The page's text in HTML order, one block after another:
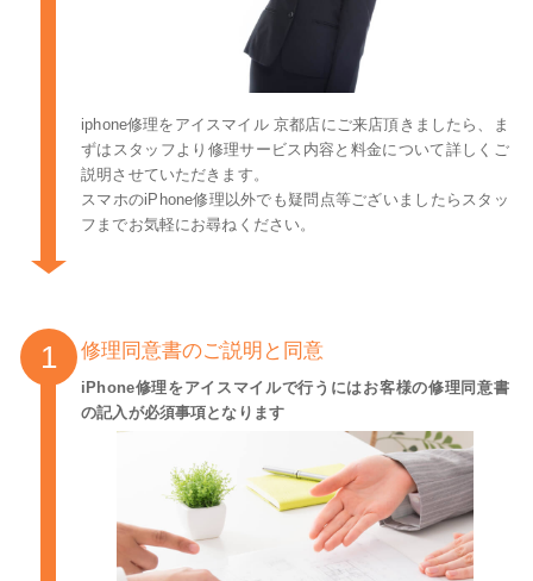
iphone修理をアイスマイル 京都店にご来店頂きましたら、ま
ずはスタッフより修理サービス内容と料金について詳しくご
説明させていただきます。
スマホのiPhone修理以外でも疑問点等ございましたらスタッ
フまでお気軽にお尋ねください。
修理同意書のご説明と同意
iPhone修理をアイスマイルで行うにはお客様の修理同意書
の記入が必須事項となります